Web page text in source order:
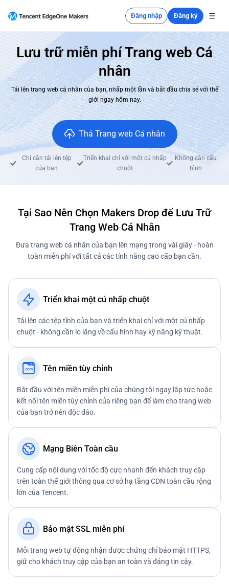
Đăng nhập Đăng ký
Lưu trữ miễn phí Trang web Cá
nhân
Tải lên trang web cá nhân của bạn, nhấp một lần và bắt đầu chia sẻ với thế
giới ngay hôm nay.
Thả Trang web Cá nhân
Chỉ cần tải lên tệp
của bạn
Triển khai chỉ với một cú nhấp
chuột
Không cần cấu
hình
Tại Sao Nên Chọn Makers Drop để Lưu Trữ
Trang Web Cá Nhân
Đưa trang web cá nhân của bạn lên mạng trong vài giây - hoàn
toàn miễn phí với tất cả các tính năng cao cấp bạn cần.
Triển khai một cú nhấp chuột
Tải lên các tệp tĩnh của bạn và triển khai chỉ với một cú nhấp
chuột - không cần lo lắng về cấu hình hay kỹ năng kỹ thuật.
Tên miền tùy chỉnh
Bắt đầu với tên miền miễn phí của chúng tôi ngay lập tức hoặc
kết nối tên miền tùy chỉnh của riêng bạn để làm cho trang web
của bạn trở nên độc đáo.
Mạng Biên Toàn cầu
Cung cấp nội dung với tốc độ cực nhanh đến khách truy cập
trên toàn thế giới thông qua cơ sở hạ tầng CDN toàn cầu rộng
lớn của Tencent.
Bảo mật SSL miễn phí
Mỗi trang web tự động nhận được chứng chỉ bảo mật HTTPS,
giữ cho khách truy cập của bạn an toàn và đáng tin cậy.